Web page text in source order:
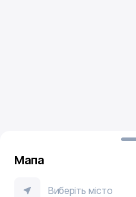
Мапа
Виберіть місто